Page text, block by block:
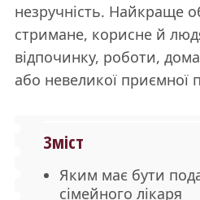
незручність. Найкраще
стримане, корисне й
відпочинку, роботи,
або невеликої приємної
Зміст
Яким має бути
сімейного лікаря